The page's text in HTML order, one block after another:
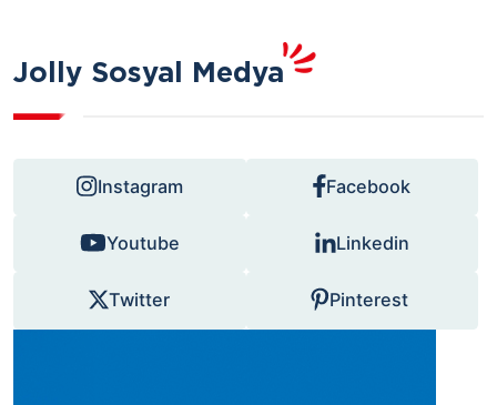
Jolly Sosyal Medya
Instagram Facebook
Youtube Linkedin
Twitter Pinterest